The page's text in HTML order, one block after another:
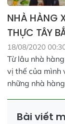
NHÀ HÀNG
THỰC TÂY
18/08/2020
Từ lâu nhà
vị thế của mình
những nhà
Bài viết